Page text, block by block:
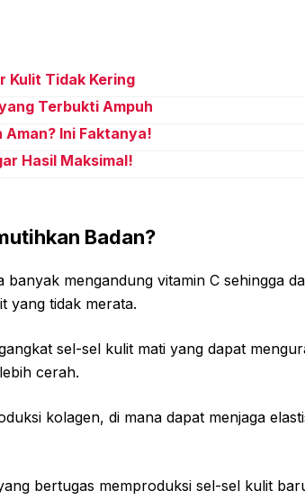
Kulit Tidak Kering
Terbukti Ampuh
Aman? Ini Faktanya!
Hasil Maksimal!
Badan?
mengandung vitamin C sehingga
yang tidak merata.
sel-sel kulit mati yang dapat
cerah.
kolagen, di mana dapat menjaga
bertugas memproduksi sel-sel kulit